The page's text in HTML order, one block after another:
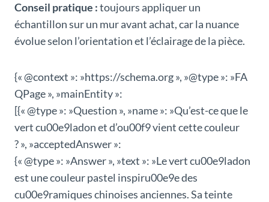
Conseil pratique :toujours appliquer un
échantillon sur un mur avant achat, car la nuance
évolue selon l’orientation et l’éclairage de la pièce.
{« @context »: »https://schema.org », »@type »: »FA
QPage », »mainEntity »:
[{« @type »: »Question », »name »: »Qu’est-ce que le
vert cu00e9ladon et d’ou00f9 vient cette couleur
? », »acceptedAnswer »:
{« @type »: »Answer », »text »: »Le vert cu00e9ladon
est une couleur pastel inspiru00e9e des
cu00e9ramiques chinoises anciennes. Sa teinte